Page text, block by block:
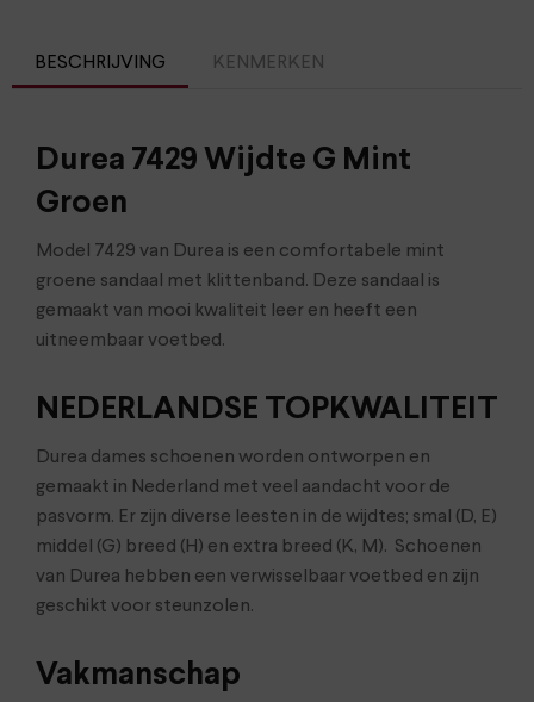
BESCHRIJVING KENMERKEN
Durea 7429 Wijdte G Mint
Groen
Model 7429 van Durea is een comfortabele mint
groene sandaal met klittenband. Deze sandaal is
gemaakt van mooi kwaliteit leer en heeft een
uitneembaar voetbed.
NEDERLANDSE TOPKWALITEIT
Durea dames schoenen worden ontworpen en
gemaakt in Nederland met veel aandacht voor de
pasvorm. Er zijn diverse leesten in de wijdtes; smal (D, E)
middel (G) breed (H) en extra breed (K, M). Schoenen
van Durea hebben een verwisselbaar voetbed en zijn
geschikt voor steunzolen.
Vakmanschap